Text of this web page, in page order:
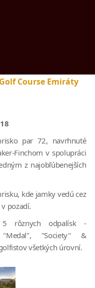
Course Emiráty
18
par 72, navrhnuté
Finchom v spolupráci
z najobľúbenejších
kde jamky vedú cez
pozadí.
5 rôznych odpalísk -
"Medal", "Society" &
všetkých úrovní.